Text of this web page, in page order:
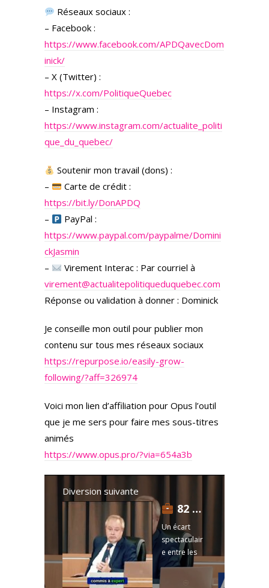
Réseaux sociaux :
– Facebook :
https://www.facebook.com/APDQavecDom
inick/
– X (Twitter) :
https://x.com/PolitiqueQuebec
– Instagram :
https://www.instagram.com/actualite_politi
que_du_quebec/
Soutenir mon travail (dons) :
–
Carte de crédit :
https://bit.ly/DonAPDQ
–
PayPal :
https://www.paypal.com/paypalme/Domini
ckJasmin
–
Virement Interac : Par courriel à
virement@actualitepolitiqueduquebec.com
Réponse ou validation à donner : Dominick
Je conseille mon outil pour publier mon
contenu sur tous mes réseaux sociaux
https://repurpose.io/easily-grow-
following/?aff=326974
Voici mon lien d’affiliation pour Opus l’outil
que je me sers pour faire mes sous-titres
animés
https://www.opus.pro/?via=654a3b
Diversion suivante
82 $ ou 350 $? Même personne, même jour, même facture
Un écart
spectaculair
e entre les
taux horaires